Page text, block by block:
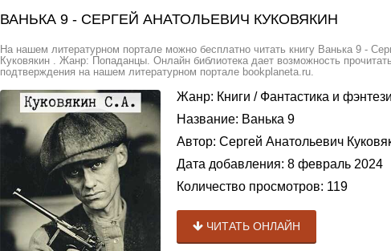
ВАНЬКА 9 - СЕРГЕЙ АНАТОЛЬЕВИЧ КУКОВЯКИН
На нашем литературном портале можно бесплатно читать книгу Ванька 9 -
Куковякин . Жанр: Попаданцы. Онлайн библиотека дает возможность
подтверждения на нашем литературном портале bookplaneta.ru.
Жанр: Книги / Фантастика и фэнтези
Название: Ванька 9
Автор: Сергей Анатольевич
Дата добавления: 8 февраль 2024
Количество просмотров: 119
ЧИТАТЬ ОНЛАЙН